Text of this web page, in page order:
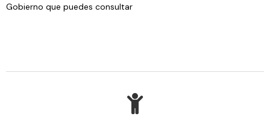
Gobierno que puedes consultar